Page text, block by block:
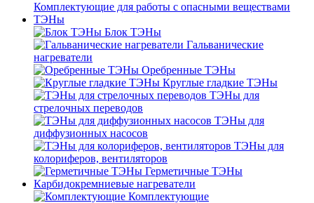
Комплектующие для работы с опасными веществами
ТЭНы
Блок ТЭНы
Гальванические
нагреватели
Оребренные ТЭНы
Круглые гладкие ТЭНы
ТЭНы для
стрелочных переводов
ТЭНы для
диффузионных насосов
ТЭНы для
колориферов, вентиляторов
Герметичные ТЭНы
Карбидокремниевые нагреватели
Комплектующие